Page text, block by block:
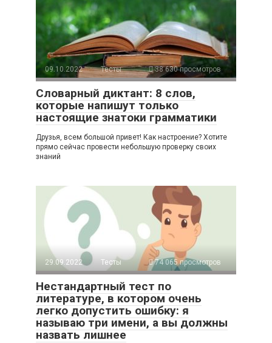
09.10.2022 Тесты 38 630 просмотров
Словарный диктант: 8 слов,
которые напишут только
настоящие знатоки грамматики
Друзья, всем большой привет! Как настроение? Хотите
прямо сейчас провести небольшую проверку своих
знаний
29.09.2022 Тесты 74 065 просмотров
Нестандартный тест по
литературе, в котором очень
легко допустить ошибку: я
называю три имени, а вы должны
назвать лишнее